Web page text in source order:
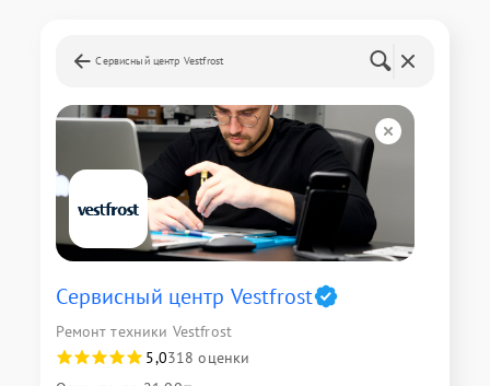
Сервисный центр Vestfrost
Сервисный центр Vestfrost
Ремонт техники Vestfrost
5,0318 оценки